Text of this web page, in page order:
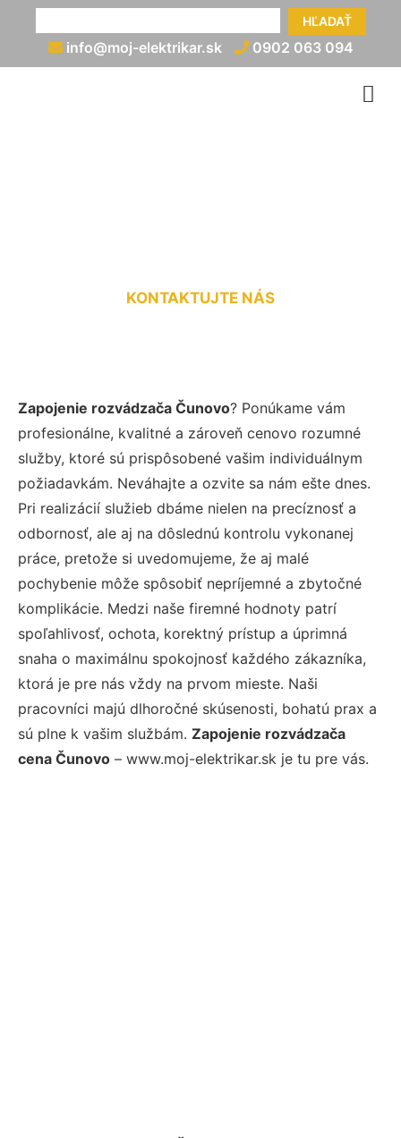
HĽADAŤ
info@moj-elektrikar.sk 0902 063 094
KONTAKTUJTE NÁS
Zapojenie rozvádzača Čunovo? Ponúkame vám
profesionálne, kvalitné a zároveň cenovo rozumné
služby, ktoré sú prispôsobené vašim individuálnym
požiadavkám. Neváhajte a ozvite sa nám ešte dnes.
Pri realizácií služieb dbáme nielen na precíznosť a
odbornosť, ale aj na dôslednú kontrolu vykonanej
práce, pretože si uvedomujeme, že aj malé
pochybenie môže spôsobiť nepríjemné a zbytočné
komplikácie. Medzi naše firemné hodnoty patrí
spoľahlivosť, ochota, korektný prístup a úprimná
snaha o maximálnu spokojnosť každého zákazníka,
ktorá je pre nás vždy na prvom mieste. Naši
pracovníci majú dlhoročné skúsenosti, bohatú prax a
sú plne k vašim službám. Zapojenie rozvádzača
cena Čunovo – www.moj-elektrikar.sk je tu pre vás.